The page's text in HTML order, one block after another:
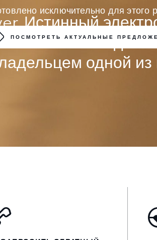
исключительно для этого
ПОСМОТРЕТЬ АКТУАЛЬНЫЕ
Истинный
в списке
одной